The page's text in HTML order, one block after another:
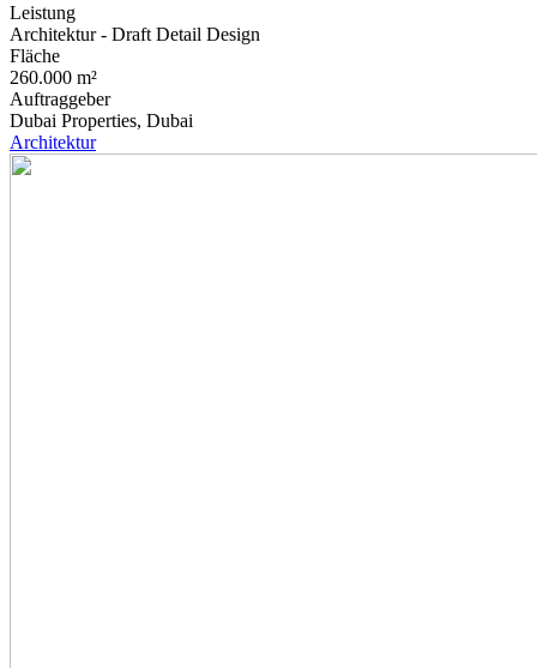
Leistung
Architektur - Draft Detail Design
Fläche
260.000 m²
Auftraggeber
Dubai Properties, Dubai
Architektur